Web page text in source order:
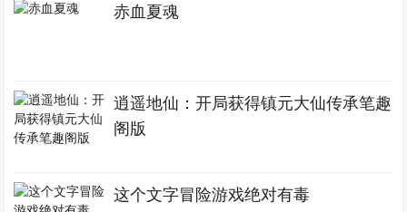
赤血夏魂
逍遥地仙：开局获得镇元大仙传承笔趣
阁版
这个文字冒险游戏绝对有毒